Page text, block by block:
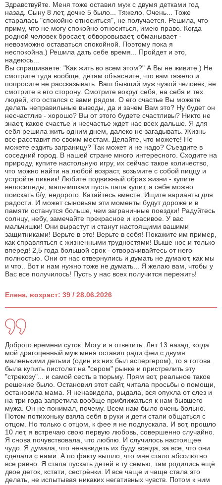
Здравствуйте. Меня тоже оставил муж с двумя детками год
назад. Сыну 8 лет, дочке 5 было... Тяжело. Очень... Тоже
старалась "спокойно относиться", не получается. Решила, что
приму, что не могу спокойно относиться, имею право. Когда
родной человек бросает, обворовывает, обманывает -
невозможно оставаться спокойной. Поэтому пока я
неспокойна.) Решила дать себе время... Пройдет и это,
надеюсь...
Вы спрашиваете: "Как жить во всем этом?" А Вы не живите.) Не
смотрите туда вообще, детям объясните, что вам тяжело и
попросите не рассказывать. Ваш бывший муж чужой человек, не
смотрите в его сторону. Смотрите вокруг себя, на себя и тех
людей, кто остался с вами рядом. О его счастье Вы можете
делать неправильные выводы, да и зачем Вам это? Ну будет он
несчастлив - хорошо? Вы от этого будете счастливы? Никто не
знает, какое счастье и несчастье ждет нас всех дальше. Я для
себя решила жить одним днем, далеко не загадывать. Жизнь
все расставит по своим местам. Делайте, что можете! Не
можете ездить заграницу? Так может и не надо? Съездите в
соседний город. В нашей стране много интересного. Сходите на
природу, купите настольную игру, их сейчас такое количество,
что можно найти на любой возраст, возьмите с собой пиццу и
устройте пикник! Любите подвижный образ жизни - купите
велосипеды, мальчишкам пусть папа купит, а себе можно
поискать б/у, недорого. Катайтесь вместе. Ищите варианты для
радости. И может сыновьям эти моменты будут дороже и в
памяти останутся больше, чем заграничные поездки! Радуйтесь
солнцу, небу, замечайте прекрасное и красивое. У вас
мальчишки! Они вырастут и станут настоящими вашими
защитниками! Верьте в это! Верьте в себя! Покажите им пример,
как справляться с жизненными трудностями! Выше нос и только
вперед! 2,5 года большой срок - отворачивайтесь от него
полностью. Они от нас отвернулись и думать не думают, как мы
и что.. Вот и нам нужно тоже не думать... Я желаю вам, чтобы у
Вас все получилось! Пусть у нас всех получится пережить!
Елена, возраст: 39 / 28.06.2026
Доброго времени суток. Могу и я ответить. Лет 13 назад, когда
мой драгоценный муж меня оставил ради феи с двумя
маленькими детьми (один из них был аспергером), то я готова
была купить пистолет на "сером" рынке и пристрелить эту
"стрекозу"... и самой сесть в тюрьму. Прям вот, реальное такое
решение было. Остановил этот сайт, читала просьбы о помощи,
остановила мама. Я ненавидела, рыдала, вся опухла от слез и
на три года запретила вообще приближаться к нам бывшего
мужа. Он не понимал, почему. Всем нам было очень больно.
Потом потихоньку взяла себя в руки и дети стали общаться с
отцом. Но только с отцом, к фее я не подпускала. И вот, прошло
10 лет, я встречаю свою первую любовь, совершенно случайно.
Я снова почувствовала, что люблю. И случилось настоящее
чудо. Я думала, что ненавидеть их буду всегда, за все, что они
сделали с нами. А по факту вышло, что мне стало абсолютно
все равно. Я стала пускать детей в ту семью, там родились ещё
двое деток, кстати, сестрёнки. И все чаще и чаще стала это
делать, не испытывая никаких негативных чувств. Потом к ним